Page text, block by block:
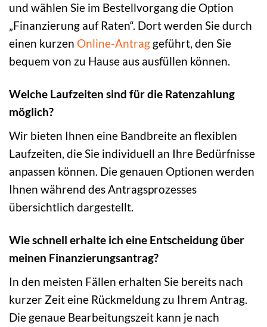
und wählen Sie im Bestellvorgang die Option
„Finanzierung auf Raten“. Dort werden Sie durch
einen kurzen Online-Antrag geführt, den Sie
bequem von zu Hause aus ausfüllen können.
Welche Laufzeiten sind für die Ratenzahlung
möglich?
Wir bieten Ihnen eine Bandbreite an flexiblen
Laufzeiten, die Sie individuell an Ihre Bedürfnisse
anpassen können. Die genauen Optionen werden
Ihnen während des Antragsprozesses
übersichtlich dargestellt.
Wie schnell erhalte ich eine Entscheidung über
meinen Finanzierungsantrag?
In den meisten Fällen erhalten Sie bereits nach
kurzer Zeit eine Rückmeldung zu Ihrem Antrag.
Die genaue Bearbeitungszeit kann je nach